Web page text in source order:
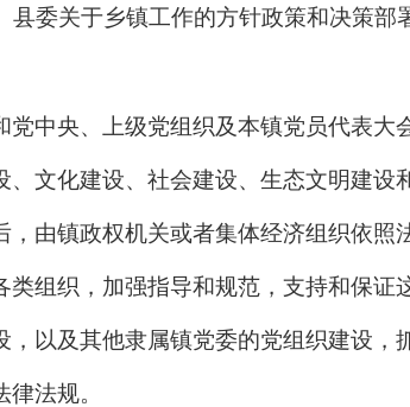
委关于乡镇工作的方针政策和决策
中央、上级党组织及本镇党员代表大
、文化建设、社会建设、生态文明建
由镇政权机关或者集体经济组织依照
类组织，加强指导和规范，支持和保
，以及其他隶属镇党委的党组织建设
法规。